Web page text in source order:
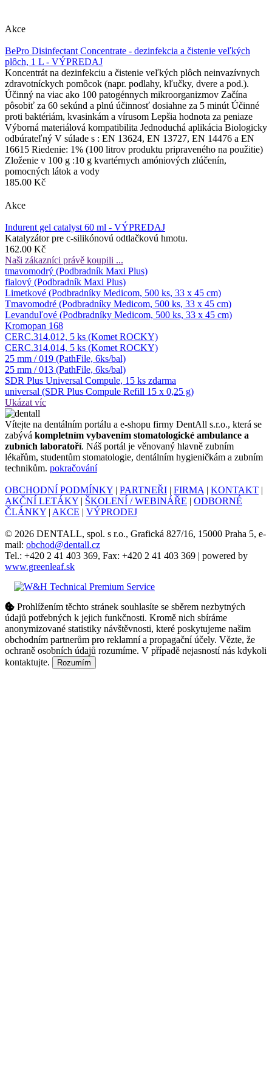
Akce
BePro Disinfectant Concentrate - dezinfekcia a čistenie veľkých
plôch, 1 L - VÝPREDAJ
Koncentrát na dezinfekciu a čistenie veľkých plôch neinvazívnych
zdravotníckych pomôcok (napr. podlahy, kľučky, dvere a pod.).
Účinný na viac ako 100 patogénnych mikroorganizmov Začína
pôsobiť za 60 sekúnd a plnú účinnosť dosiahne za 5 minút Účinné
proti baktériám, kvasinkám a vírusom Lepšia hodnota za peniaze
Výborná materiálová kompatibilita Jednoduchá aplikácia Biologicky
odbúrateľný V súlade s : EN 13624, EN 13727, EN 14476 a EN
16615 Riedenie: 1% (100 litrov produktu pripraveného na použitie)
Zloženie v 100 g :10 g kvartérnych amóniových zlúčenín,
pomocných látok a vody
185.00 Kč
Akce
Indurent gel catalyst 60 ml - VÝPREDAJ
Katalyzátor pre c-silikónovú odtlačkovú hmotu.
162.00 Kč
Naši zákazníci právě koupili ...
tmavomodrý (Podbradník Maxi Plus)
fialový (Podbradník Maxi Plus)
Limetkové (Podbradníky Medicom, 500 ks, 33 x 45 cm)
Tmavomodré (Podbradníky Medicom, 500 ks, 33 x 45 cm)
Levanduľové (Podbradníky Medicom, 500 ks, 33 x 45 cm)
Kromopan 168
CERC.314.012, 5 ks (Komet ROCKY)
CERC.314.014, 5 ks (Komet ROCKY)
25 mm / 019 (PathFile, 6ks/bal)
25 mm / 013 (PathFile, 6ks/bal)
SDR Plus Universal Compule, 15 ks zdarma
universal (SDR Plus Compule Refill 15 x 0,25 g)
Ukázat víc
Ví­tejte na dentálním portálu a e-shopu firmy DentAll s.r.o., která se
zabývá kompletním vybavením stomatologické ambulance a
zubních laboratoří. Náš portál je věnovaný hlavně zubním
lékařům, studentům stomatologie, dentálním hygieničkám a zubním
technikům. pokračování
OBCHODNÍ PODMÍNKY | PARTNEŘI | FIRMA | KONTAKT |
AKČNÍ LETÁKY | ŠKOLENÍ / WEBINÁŘE | ODBORNÉ
ČLÁNKY | AKCE | VÝPRODEJ
© 2026 DENTALL, spol. s r.o., Grafická 827/16, 15000 Praha 5, e-
mail: obchod@dentall.cz
Tel.: +420 2 41 403 369, Fax: +420 2 41 403 369 | powered by
www.greenleaf.sk
Prohlížením těchto stránek souhlasíte se sběrem nezbytných
údajů potřebných k jejich funkčnosti. Kromě nich sbíráme
anonymizované statistiky návštěvnosti, které poskytujeme našim
obchodním partnerům pro reklamní a propagační účely. Vězte, že
ochraně osobních údajů rozumíme. V případě nejasností nás kdykoli
kontaktujte.
Rozumím